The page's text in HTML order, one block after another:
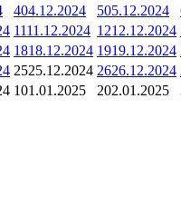
404.12.2024 505.12.2024
1111.12.2024 1212.12.2024
1818.12.2024 1919.12.2024
2525.12.2024 2626.12.2024
101.01.2025 202.01.2025